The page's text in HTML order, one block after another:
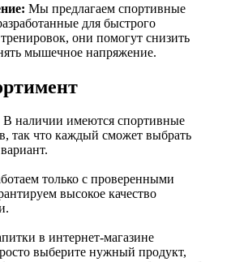
Мы предлагаем спортивные
для быстрого
они помогут снизить
мышечное напряжение.
В наличии имеются спортивные
так что каждый сможет выбрать
только с проверенными
высокое качество
в интернет-магазине
выберите нужный продукт,